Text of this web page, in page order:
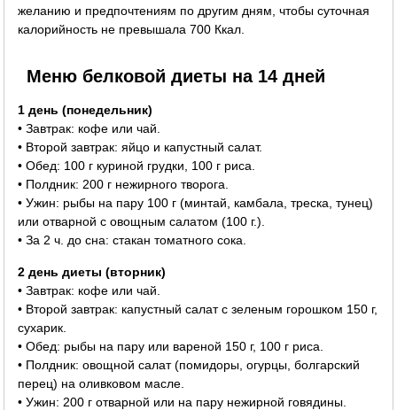
желанию и предпочтениям по другим дням, чтобы суточная
калорийность не превышала 700 Ккал.
Меню белковой диеты на 14 дней
1 день (понедельник)
• Завтрак: кофе или чай.
• Второй завтрак: яйцо и капустный салат.
• Обед: 100 г куриной грудки, 100 г риса.
• Полдник: 200 г нежирного творога.
• Ужин: рыбы на пару 100 г (минтай, камбала, треска, тунец)
или отварной с овощным салатом (100 г.).
• За 2 ч. до сна: стакан томатного сока.
2 день диеты (вторник)
• Завтрак: кофе или чай.
• Второй завтрак: капустный салат с зеленым горошком 150 г,
сухарик.
• Обед: рыбы на пару или вареной 150 г, 100 г риса.
• Полдник: овощной салат (помидоры, огурцы, болгарский
перец) на оливковом масле.
• Ужин: 200 г отварной или на пару нежирной говядины.